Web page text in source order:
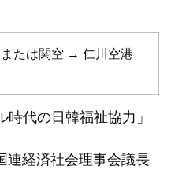
たは関空 → 仁川空港
代の日韓福祉協力」
経済社会理事会議長